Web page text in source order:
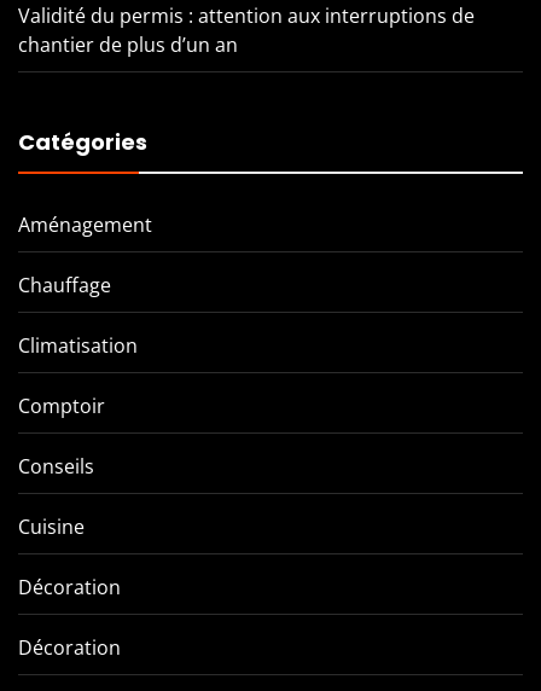
Validité du permis : attention aux interruptions de
chantier de plus d’un an
Catégories
Aménagement
Chauffage
Climatisation
Comptoir
Conseils
Cuisine
Décoration
Décoration